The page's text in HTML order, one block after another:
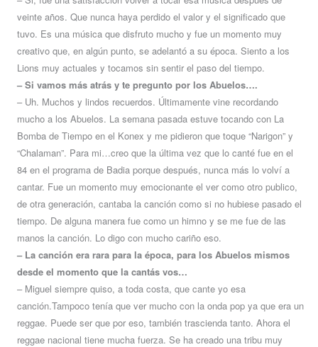
veinte años. Que nunca haya perdido el valor y el significado que
tuvo. Es una música que disfruto mucho y fue un momento muy
creativo que, en algún punto, se adelantó a su época. Siento a los
Lions muy actuales y tocamos sin sentir el paso del tiempo.
– Si vamos más atrás y te pregunto por los Abuelos….
– Uh. Muchos y lindos recuerdos. Últimamente vine recordando
mucho a los Abuelos. La semana pasada estuve tocando con La
Bomba de Tiempo en el Konex y me pidieron que toque “Narigon” y
“Chalaman”. Para mi…creo que la última vez que lo canté fue en el
84 en el programa de Badia porque después, nunca más lo volví a
cantar. Fue un momento muy emocionante el ver como otro publico,
de otra generación, cantaba la canción como si no hubiese pasado el
tiempo. De alguna manera fue como un himno y se me fue de las
manos la canción. Lo digo con mucho cariño eso.
– La canción era rara para la época, para los Abuelos mismos
desde el momento que la cantás vos…
– Miguel siempre quiso, a toda costa, que cante yo esa
canción.Tampoco tenía que ver mucho con la onda pop ya que era un
reggae. Puede ser que por eso, también trascienda tanto. Ahora el
reggae nacional tiene mucha fuerza. Se ha creado una tribu muy